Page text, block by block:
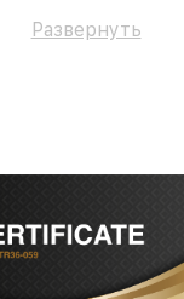
гарантии, мы
репутацией;
ПО в
мастерских;
склад
Развернуть